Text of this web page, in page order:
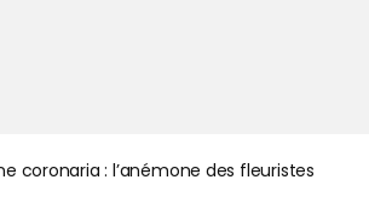
coronaria : l’anémone des fleuristes